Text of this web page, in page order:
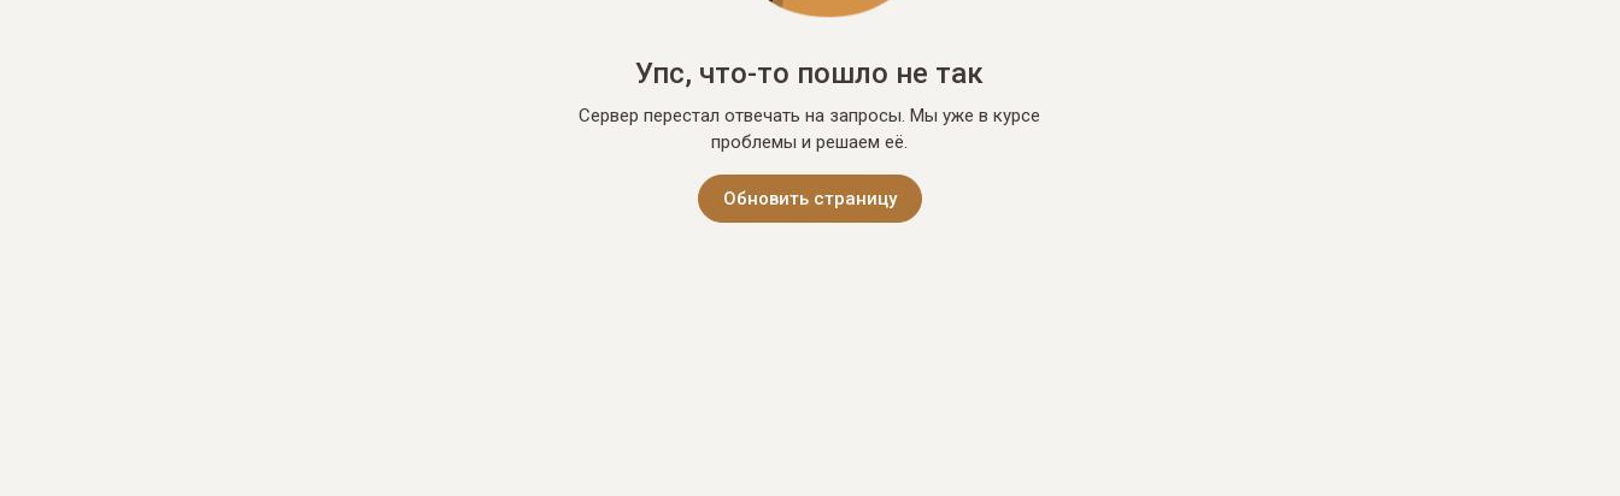
Упс, что-то пошло не так
Сервер перестал отвечать на запросы. Мы уже в курсе
проблемы и решаем её.
Обновить страницу